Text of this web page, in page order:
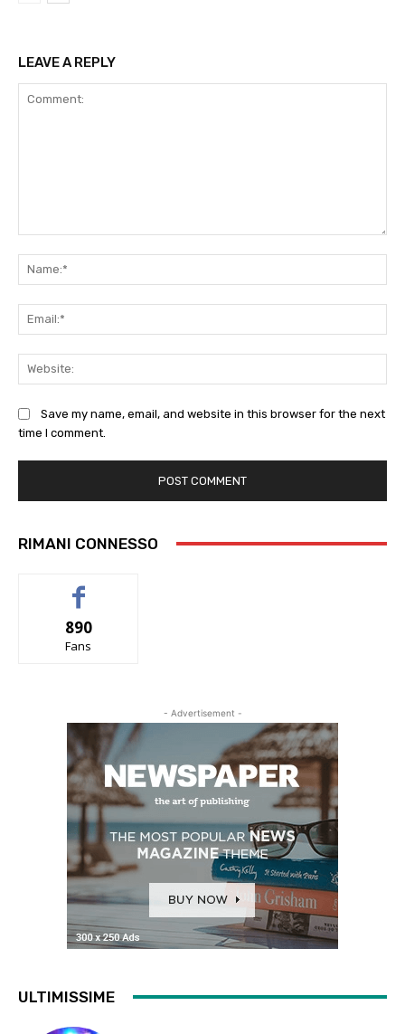
LEAVE A REPLY
Save my name, email, and website in this browser for the next
time I comment.
RIMANI CONNESSO
890
Fans
- Advertisement -
ULTIMISSIME